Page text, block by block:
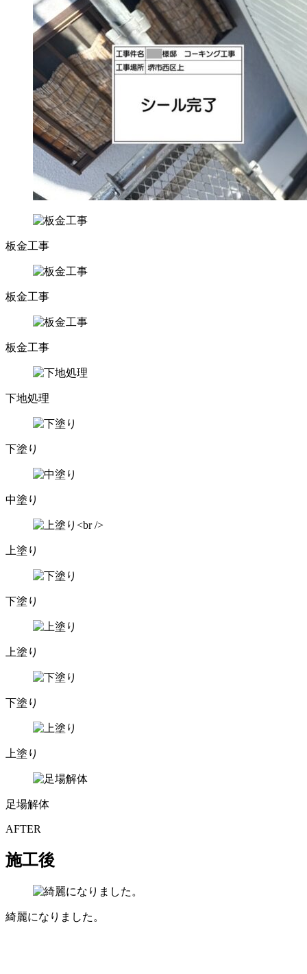
板金工事
板金工事
板金工事
下地処理
下塗り
中塗り
上塗り
下塗り
上塗り
下塗り
上塗り
足場解体
AFTER
施工後
綺麗になりました。